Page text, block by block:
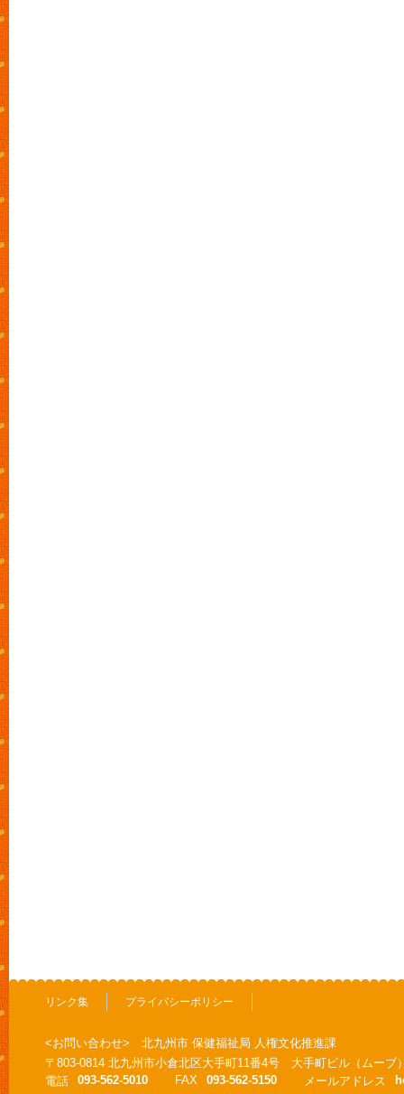
リンク集 プライバシーポリシー
<お問い合わせ> 北九州市 保健福祉局 人権文化推進課
〒803-0814 北九州市小倉北区大手町11番4号 大手町ビル（ムーブ
電話
093-562-5010 FAX 093-562-5150 メールアドレス